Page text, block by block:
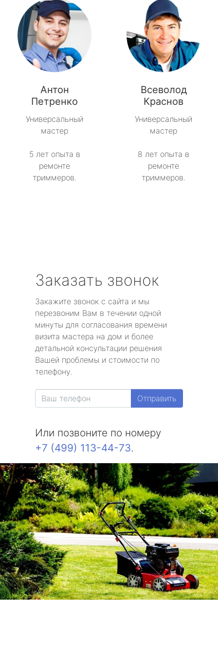
Антон
Петренко
Универсальный
мастер
5 лет опыта в
ремонте
триммеров.
Всеволод
Краснов
Универсальный
мастер
8 лет опыта в
ремонте
триммеров.
Заказать звонок
Закажите звонок с сайта и мы
перезвоним Вам в течении одной
минуты для согласования времени
визита мастера на дом и более
детальной консультации решения
Вашей проблемы и стоимости по
телефону.
Отправить
Или позвоните по номеру
+7 (499) 113-44-73.